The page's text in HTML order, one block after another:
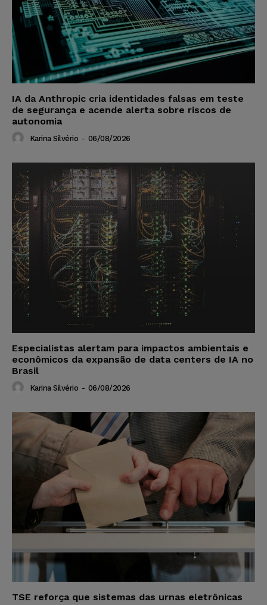
IA da Anthropic cria identidades falsas em teste
de segurança e acende alerta sobre riscos de
autonomia
Karina Silvério - 06/08/2026
Especialistas alertam para impactos ambientais e
econômicos da expansão de data centers de IA no
Brasil
Karina Silvério - 06/08/2026
TSE reforça que sistemas das urnas eletrônicas